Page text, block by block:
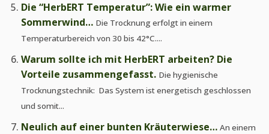
Die “HerbERT Temperatur”: Wie ein warmer
Sommerwind… Die Trocknung erfolgt in einem
Temperaturbereich von 30 bis 42°C....
Warum sollte ich mit HerbERT arbeiten? Die
Vorteile zusammengefasst. Die hygienische
Trocknungstechnik: Das System ist energetisch geschlossen
und somit...
Neulich auf einer bunten Kräuterwiese… An einem